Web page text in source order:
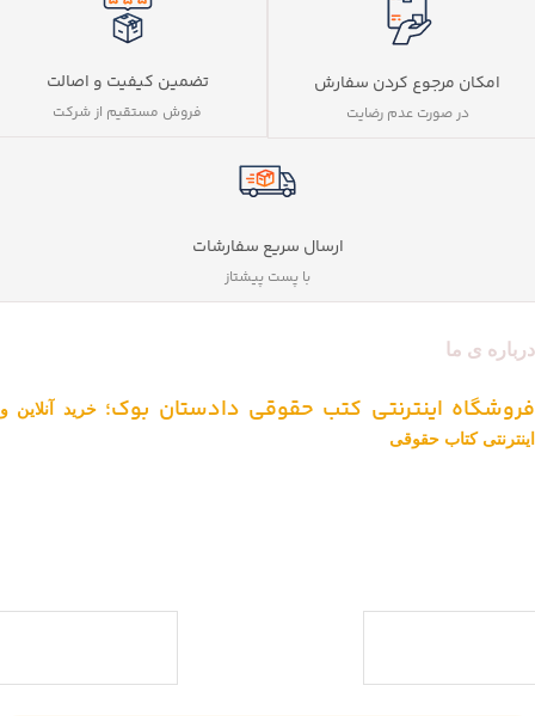
امکان مرجوع کردن سفارش
در صورت عدم رضایت
تضمین کیفیت و اصالت
فروش مستقیم از شرکت
ارسال سریع سفارشات
با پست پیشتاز
درباره ی ما
فروشگاه اینترنتی کتب حقوقی دادستان بوک؛خرید آنلاین و
اینترنتی کتاب حقوقی